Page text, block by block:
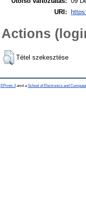
URI:
Actions
Tétel szekesztése
EPrints 3amit a School of Electronics and